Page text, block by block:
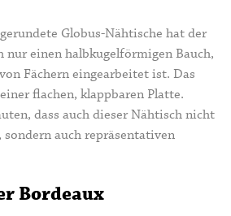
Globus-Nähtische hat der
nur einen halbkugelförmigen Bauch,
Fächern eingearbeitet ist. Das
flachen, klappbaren Platte.
dass auch dieser Nähtisch nicht
auch repräsentativen
Bordeaux